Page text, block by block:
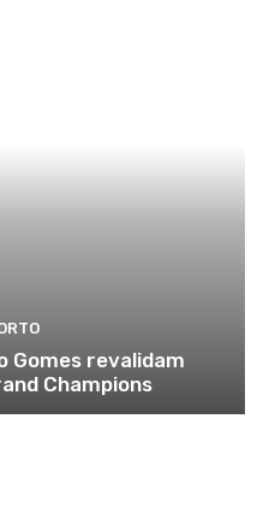
Gomes revalidam
Champions